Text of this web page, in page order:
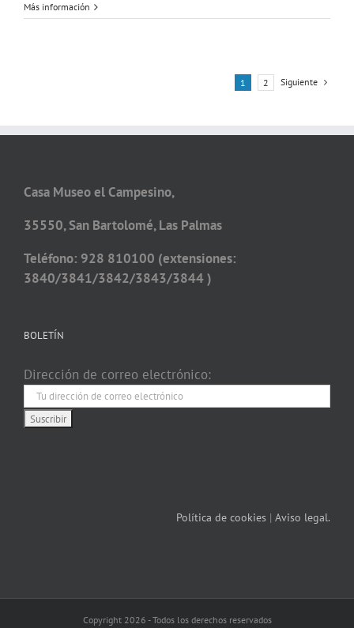
Más información
1 2 Siguiente
Casa Museo el Campesino,
35550, San Bartolomé, Las Palmas
Teléfono: 928 810100 (extensiones:
3840/3841/3842/3843/3844 )
BOLETÍN
Dirección de correo electrónico:
Política de cookies | Aviso legal.
Copyright 2026 - Todos los derechos reservados